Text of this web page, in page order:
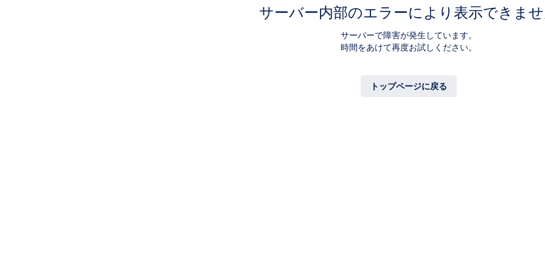
サーバー内部のエラーにより表示できま
サーバーで障害が発生しています。
時間をあけて再度お試しください。
トップページに戻る